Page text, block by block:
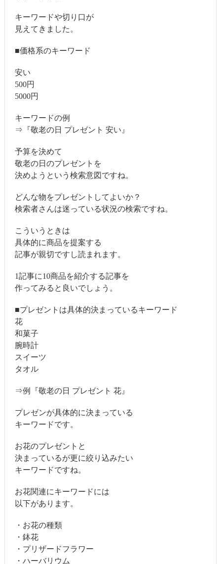
キーワードや切り口が
見えてきました。
■価格系のキーワード
安い
500円
5000円
キーワードの例
⇒『敬老の日 プレゼント 安い』
予算を決めて
敬老の日のプレゼントを
決めようという検索意図ですね。
どんな物をプレゼントしてよいか？
検索者さんは迷っている状況の検索ですね。
こういうときは
具体的に商品を提案する
記事が親切ですし読まれます。
1記事に10商品を紹介する記事を
作ってみると良いでしょう。
■プレゼントは具体的決まっているキーワード
花
和菓子
腕時計
スイーツ
タオル
⇒例『敬老の日 プレゼント 花』
プレゼンが具体的に決まっている
キーワードです。
お花のプレゼントと
決まっているが更に絞り込みたい
キーワードですね。
お花関連にキーワードには
以下があります。
・お花の種類
・鉢花
・プリザードフラワー
・ハーバリウム